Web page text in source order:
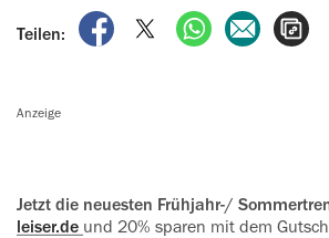
Teilen:
auf Facebook teilen
auf X teilenper WhatsApp
per E-
Anzeige
Jetzt die neuesten Frühjahr-/
leiser.de und 20% sparen mit dem